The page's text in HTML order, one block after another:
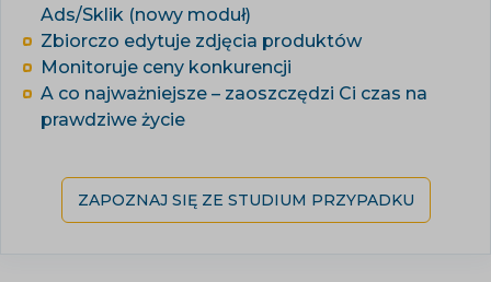
Ads/Sklik (nowy moduł)
Zbiorczo edytuje zdjęcia produktów
Monitoruje ceny konkurencji
A co najważniejsze – zaoszczędzi Ci czas na
prawdziwe życie
ZAPOZNAJ SIĘ ZE STUDIUM PRZYPADKU